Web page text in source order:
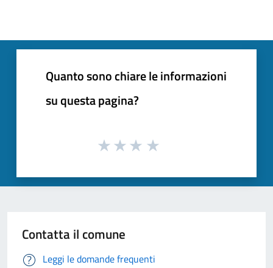
Quanto sono chiare le informazioni
su questa pagina?
Contatta il comune
Leggi le domande frequenti